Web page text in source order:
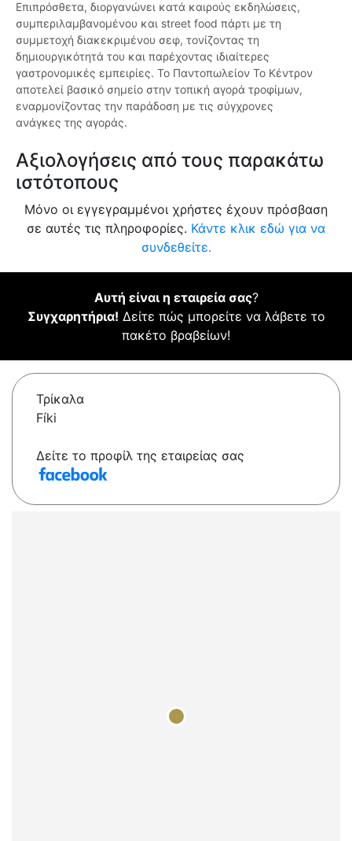
Επιπρόσθετα, διοργανώνει κατά καιρούς εκδηλώσεις,
συμπεριλαμβανομένου και street food πάρτι με τη
συμμετοχή διακεκριμένου σεφ, τονίζοντας τη
δημιουργικότητά του και παρέχοντας ιδιαίτερες
γαστρονομικές εμπειρίες. Το Παντοπωλείον Το Κέντρον
αποτελεί βασικό σημείο στην τοπική αγορά τροφίμων,
εναρμονίζοντας την παράδοση με τις σύγχρονες
ανάγκες της αγοράς.
Αξιολογήσεις από τους παρακάτω
ιστότοπους
Μόνο οι εγγεγραμμένοι χρήστες έχουν πρόσβαση
σε αυτές τις πληροφορίες. Κάντε κλικ εδώ για να
συνδεθείτε.
Αυτή είναι η εταιρεία σας?
Συγχαρητήρια! Δείτε πώς μπορείτε να λάβετε το
πακέτο βραβείων!
Τρίκαλα
Fíki
Δείτε το προφίλ της εταιρείας σας